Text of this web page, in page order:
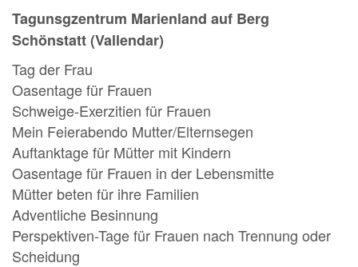
Tagunsgzentrum Marienland auf Berg
Schönstatt (Vallendar)
Tag der Frau
Oasentage für Frauen
Schweige-Exerzitien für Frauen
Mein Feierabendo Mutter/Elternsegen
Auftanktage für Mütter mit Kindern
Oasentage für Frauen in der Lebensmitte
Mütter beten für ihre Familien
Adventliche Besinnung
Perspektiven-Tage für Frauen nach Trennung oder
Scheidung